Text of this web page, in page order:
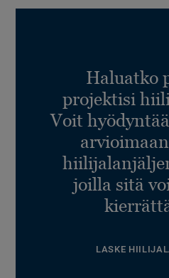
Haluatko
projektisi
Voit
joilla sitä
LASKE